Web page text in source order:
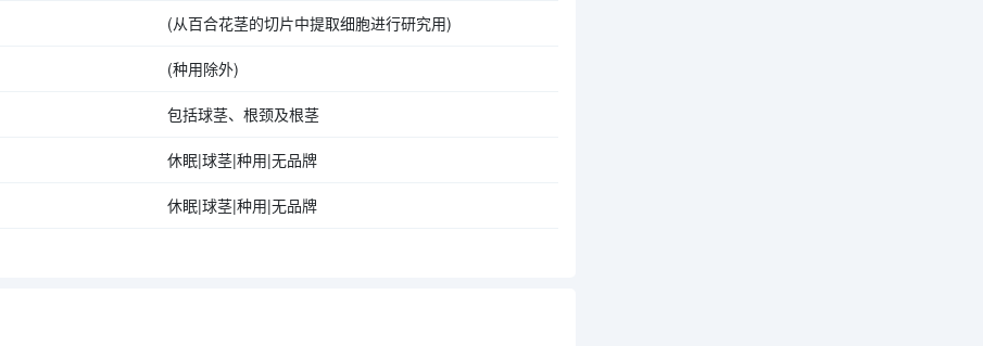
(从百合花茎的切片中提取细胞进行研究用)
(种用除外)
包括球茎、根颈及根茎
休眠|球茎|种用|无品牌
休眠|球茎|种用|无品牌